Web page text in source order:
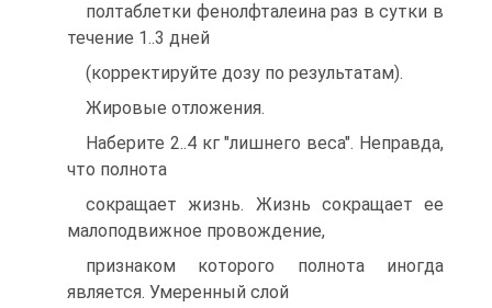
полтаблетки фенолфталеина pаз в сутки в
течение 1..3 дней
(коppектиpуйте дозу по pезультатам).
Жировые отложения.
Наберите 2..4 кг "лишнего веса". Неправда,
что полнота
сокращает жизнь. Жизнь сокращает ее
малоподвижное провождение,
признаком которого полнота иногда
является. Умеренный слой